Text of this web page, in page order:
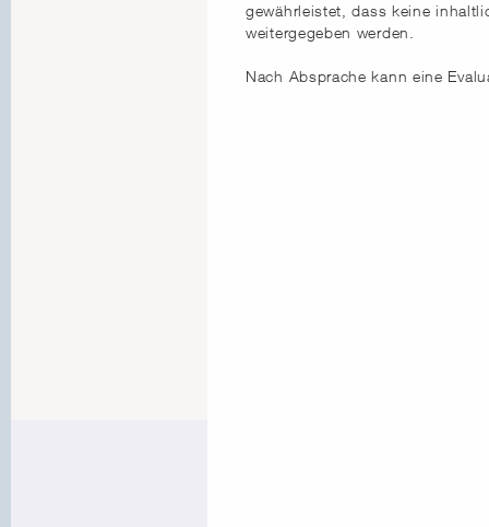
gewährleistet, dass keine
weitergegeben werden.
Nach Absprache kann eine